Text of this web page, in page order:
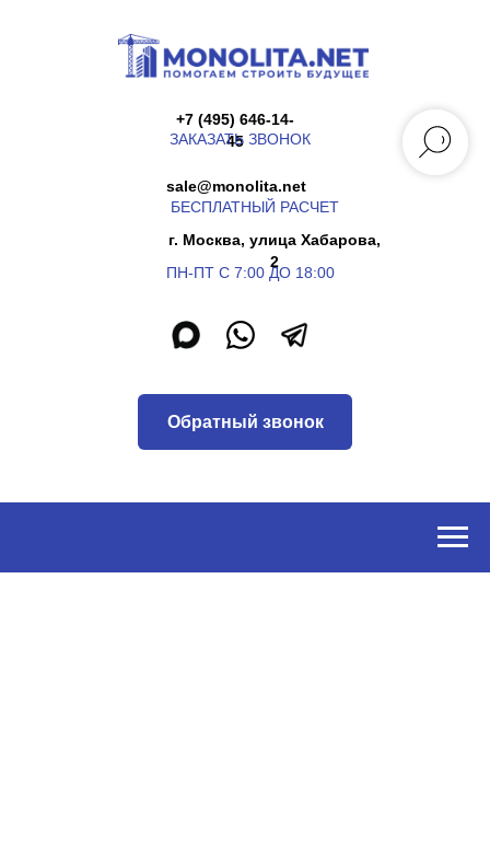
г. Москва, улица Хабарова,
ПН-ПТ С 7:00 ДО 18:00
45
ЗАКАЗАТЬ ЗВОНОК
БЕСПЛАТНЫЙ РАСЧЕТ